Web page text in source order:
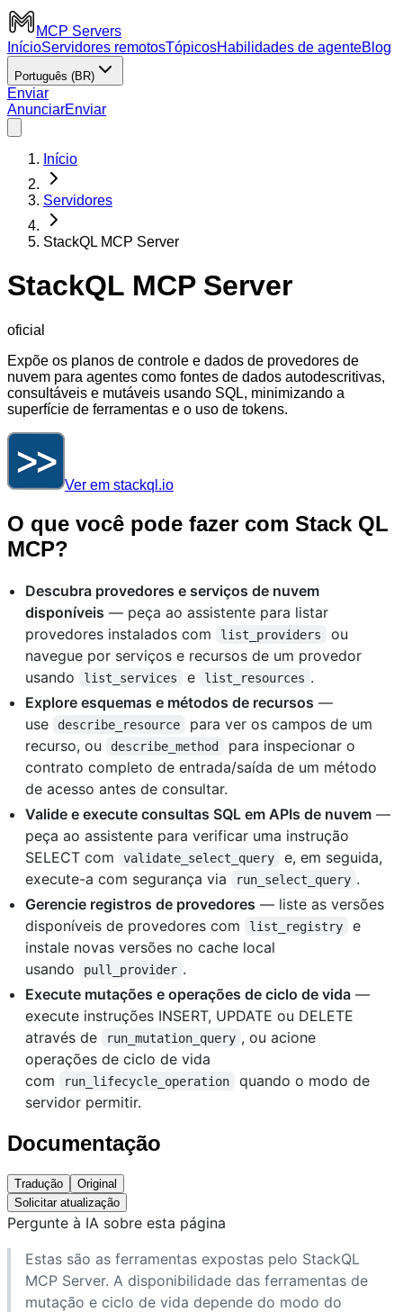
MCP Servers
InícioServidores remotosTópicosHabilidades de agenteBlog
Português (BR)
Enviar
AnunciarEnviar
Início
Servidores
StackQL MCP Server
StackQL MCP Server
oficial
Expõe os planos de controle e dados de provedores de
nuvem para agentes como fontes de dados autodescritivas,
consultáveis e mutáveis usando SQL, minimizando a
superfície de ferramentas e o uso de tokens.
Ver em stackql.io
O que você pode fazer com Stack QL
MCP?
Descubra provedores e serviços de nuvem
disponíveis — peça ao assistente para listar
provedores instalados com
list_providers
ou
navegue por serviços e recursos de um provedor
usando
list_services e list_resources .
Explore esquemas e métodos de recursos —
use
describe_resource
para ver os campos de um
recurso, ou
describe_method
para inspecionar o
contrato completo de entrada/saída de um método
de acesso antes de consultar.
Valide e execute consultas SQL em APIs de nuvem —
peça ao assistente para verificar uma instrução
SELECT com
validate_select_query
e, em seguida,
execute-a com segurança via
run_select_query .
Gerencie registros de provedores — liste as versões
disponíveis de provedores com
list_registry
e
instale novas versões no cache local
usando
pull_provider .
Execute mutações e operações de ciclo de vida —
execute instruções INSERT, UPDATE ou DELETE
através de
run_mutation_query , ou acione
operações de ciclo de vida
com
run_lifecycle_operation
quando o modo de
servidor permitir.
Documentação
Tradução
Original
Solicitar atualização
Pergunte à IA sobre esta página
Estas são as ferramentas expostas pelo StackQL
MCP Server. A disponibilidade das ferramentas de
mutação e ciclo de vida depende do modo do